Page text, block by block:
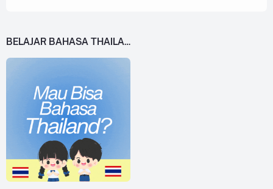
BELAJAR BAHASA THAILAND DARI 0!